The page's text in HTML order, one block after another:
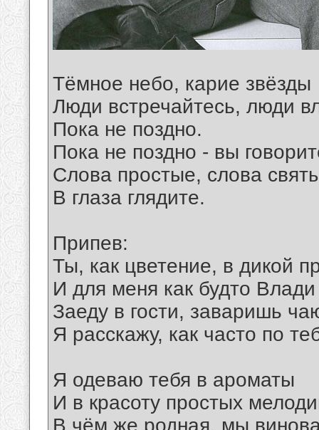
Тёмное небо, карие звёзды
Люди встречайтесь, люди
Пока не поздно.
Пока не поздно - вы
Слова простые, слова
В глаза глядите.
Припев:
Ты, как цветение, в дикой
И для меня как будто
Заеду в гости, заваришь
Я расскажу, как часто по
Я одеваю тебя в ароматы
И в красоту простых